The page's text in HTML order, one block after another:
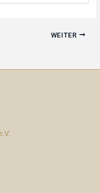
WEITER